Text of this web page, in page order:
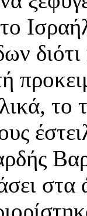
το